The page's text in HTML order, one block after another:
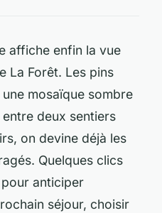
affiche enfin la vue
La Forêt. Les pins
mosaïque sombre
deux sentiers
on devine déjà les
Quelques clics
anticiper
séjour, choisir